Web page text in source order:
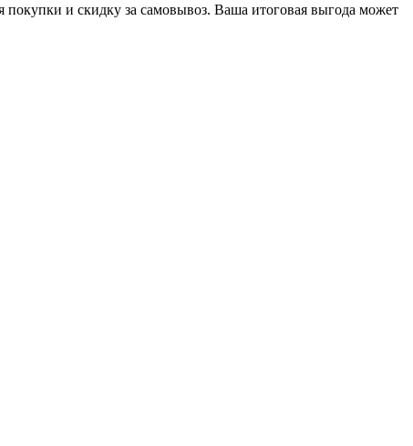
и скидку за самовывоз. Ваша итоговая выгода может